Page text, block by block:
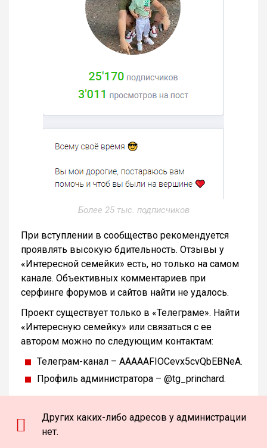
Более 25 тыс. подписчиков
При вступлении в сообщество рекомендуется
проявлять высокую бдительность. Отзывы у
«Интересной семейки» есть, но только на самом
канале. Объективных комментариев при
серфинге форумов и сайтов найти не удалось.
Проект существует только в «Телеграме». Найти
«Интересную семейку» или связаться с ее
автором можно по следующим контактам:
Телеграм-канал – AAAAAFIOCevx5cvQbEBNeA.
Профиль администратора – @tg_princhard.
Других каких-либо адресов у администрации
нет.